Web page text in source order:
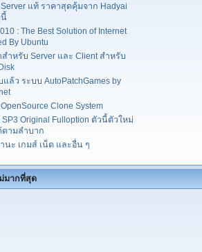
แท้ ราคาสุดคุ้มจาก Hadyai
นี้
: The Best Solution of Internet
By Ubuntu
ำหรับ Server และ Client สำหรับ
ล้ว ระบบ AutoPatchGames by
Clone System
SP3 Original Fulloption ตัวนี้ตัวใหม่
ตามลำบาก
นะ เกมส์ เน็ต และอื่น ๆ
มากที่สุด